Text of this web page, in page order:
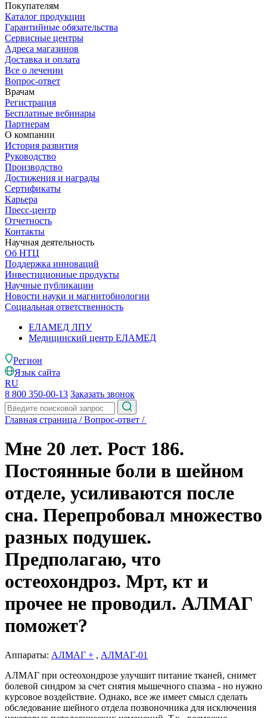
Покупателям
Каталог продукции
Гарантийные обязательства
Сервисные центры
Адреса магазинов
Доставка и оплата
Все о лечении
Вопрос-ответ
Врачам
Регистрация
Бесплатные вебинары
Партнерам
О компании
История развития
Руководство
Производство
Достижения и награды
Сертификаты
Карьера
Пресс-центр
Отчетность
Контакты
Научная деятельность
Об НТЦ
Поддержка инноваций
Инвестиционные продукты
Научные публикации
Новости науки и магнитобиологии
Социальная ответственность
ЕЛАМЕД ЛПУ
Медицинский центр ЕЛАМЕД
Регион
Язык сайта
RU
8 800 350-00-13 Заказать звонок
Главная страница /Вопрос-ответ /
Мне 20 лет. Рост 186.
Постоянные боли в шейном
отделе, усиливаются после
сна. Перепробовал множество
разных подушек.
Предполагаю, что
остеохондроз. Мрт, кт и
прочее не проводил. АЛМАГ
поможет?
Аппараты: АЛМАГ + , АЛМАГ-01
АЛМАГ при остеохондрозе улучшит питание тканей, снимет
болевой синдром за счет снятия мышечного спазма - но нужно
курсовое воздействие. Однако, все же имеет смысл сделать
обследование шейного отдела позвоночника для исключения